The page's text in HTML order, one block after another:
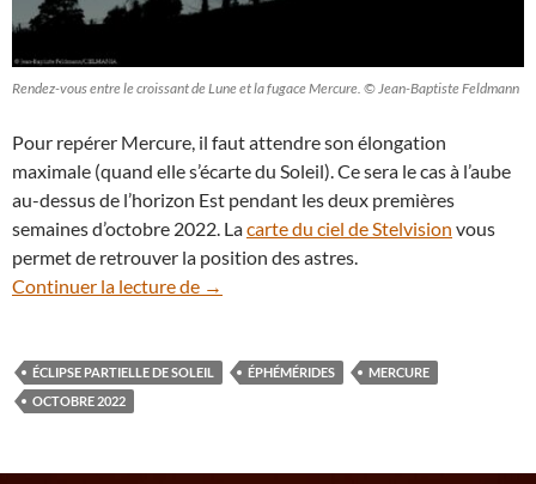
Rendez-vous entre le croissant de Lune et la fugace Mercure. © Jean-Baptiste Feldmann
Pour repérer Mercure, il faut attendre son élongation
maximale (quand elle s’écarte du Soleil). Ce sera le cas à l’aube
au-dessus de l’horizon Est pendant les deux premières
semaines d’octobre 2022. Lacarte du ciel de Stelvision vous
permet de retrouver la position des astres.
Continuer la lecture de Éphémérides : que voir dans le ciel au
→
ÉCLIPSE PARTIELLE DE SOLEIL ÉPHÉMÉRIDES
MERCURE
OCTOBRE 2022